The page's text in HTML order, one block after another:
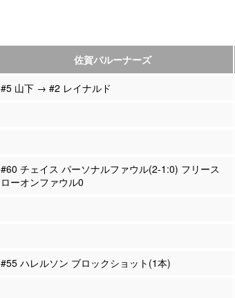
佐賀バルーナーズ
#5 山下 → #2 レイナルド
#60 チェイス パーソナルファウル(2-1:0) フリース
ローオンファウル0
#55 ハレルソン ブロックショット(1本)